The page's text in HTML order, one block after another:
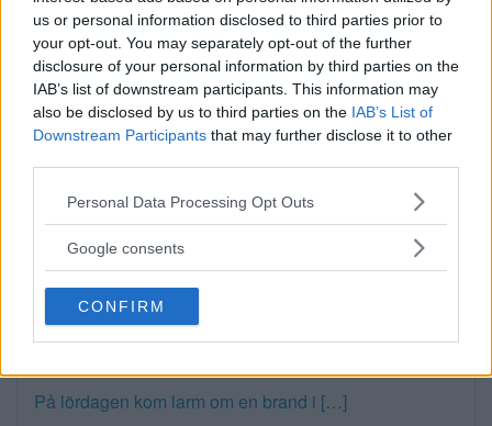
us or personal information disclosed to third parties prior to
your opt-out. You may separately opt-out of the further
disclosure of your personal information by third parties on the
IAB’s list of downstream participants. This information may
also be disclosed by us to third parties on the IAB’s List of
Downstream Participants that may further disclose it to other
Please note that this website/app uses one or more Google
not limited to your visit or usage behaviour. You may click to
use your data for below specified purposes in below Google
consent section.
Personal Data Processing Opt Outs
Google consents
CONFIRM
Viktiga faktorer att tänka på när
du bokar semesterboende i
skärgården
EXTERN PARTNER. Valet av semesterboende i
skärgården påverkar […]
Publicerad 11:31, 28 juli 2026
På lördagen kom larm om en brand i […]